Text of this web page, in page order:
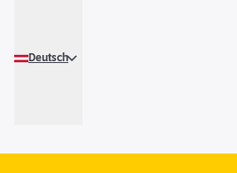
Deutsch